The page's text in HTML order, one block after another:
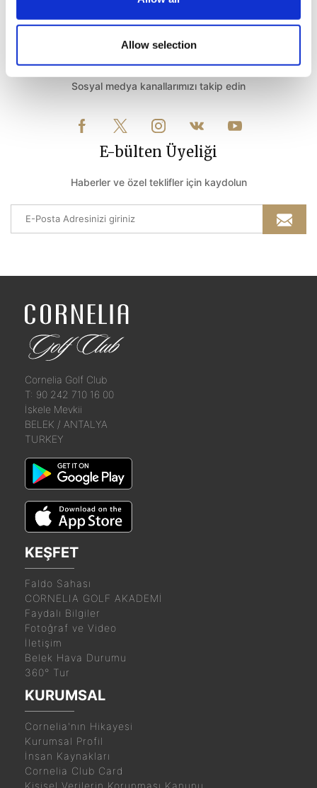
Allow selection
32°C
Sosyal medya kanallarımızı takip edin
E-bülten Üyeliği
Haberler ve özel teklifler için kaydolun
Cornelia Golf Club
T: 90 242 710 16 00
İskele Mevkii
BELEK / ANTALYA
TURKEY
KEŞFET
Faldo Sahası
CORNELIA GOLF AKADEMİ
Faydalı Bilgiler
Fotoğraf ve Video
İletişim
Belek Hava Durumu
360° Tur
KURUMSAL
Cornelia'nın Hikayesi
Kurumsal Profil
İnsan Kaynakları
Cornelia Club Card